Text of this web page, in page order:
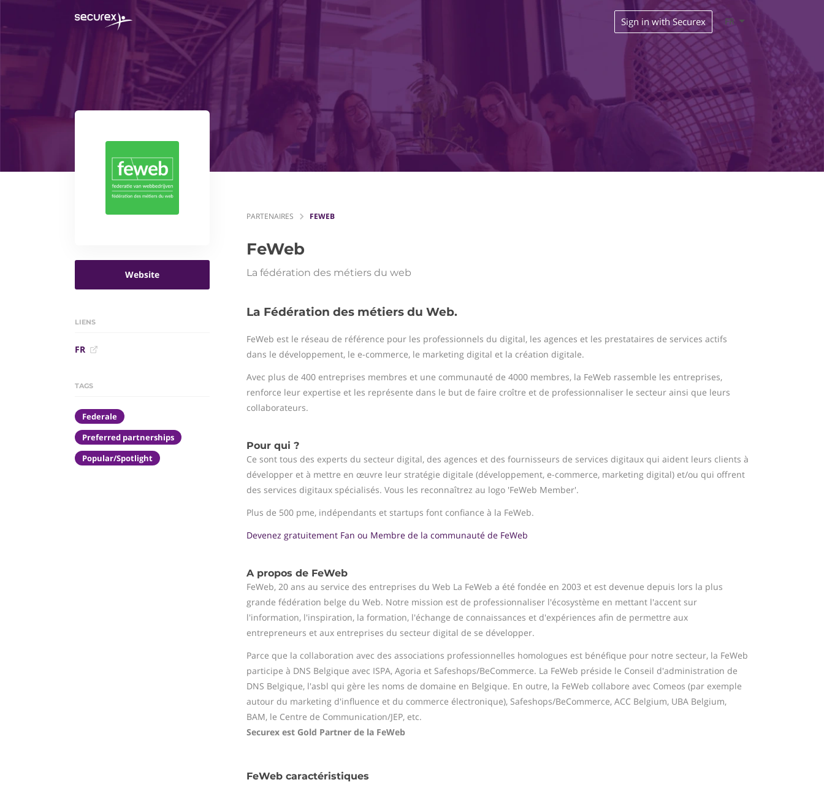
Sign in with Securex FR
Website
LIENS
FR
TAGS
Federale
Preferred partnerships
Popular/Spotlight
PARTENAIRES FEWEB
FeWeb
La fédération des métiers du web
La Fédération des métiers du Web.
FeWeb est le réseau de référence pour les professionnels du digital, les agences et les prestataires de services actifs
dans le développement, le e-commerce, le marketing digital et la création digitale.
Avec plus de 400 entreprises membres et une communauté de 4000 membres, la FeWeb rassemble les entreprises,
renforce leur expertise et les représente dans le but de faire croître et de professionnaliser le secteur ainsi que leurs
collaborateurs.
Pour qui ?
Ce sont tous des experts du secteur digital, des agences et des fournisseurs de services digitaux qui aident leurs clients à
développer et à mettre en œuvre leur stratégie digitale (développement, e-commerce, marketing digital) et/ou qui offrent
des services digitaux spécialisés. Vous les reconnaîtrez au logo 'FeWeb Member'.
Plus de 500 pme, indépendants et startups font confiance à la FeWeb.
Devenez gratuitement Fan ou Membre de la communauté de FeWeb
A propos de FeWeb
FeWeb, 20 ans au service des entreprises du Web La FeWeb a été fondée en 2003 et est devenue depuis lors la plus
grande fédération belge du Web. Notre mission est de professionnaliser l'écosystème en mettant l'accent sur
l'information, l'inspiration, la formation, l'échange de connaissances et d'expériences afin de permettre aux
entrepreneurs et aux entreprises du secteur digital de se développer.
Parce que la collaboration avec des associations professionnelles homologues est bénéfique pour notre secteur, la FeWeb
participe à DNS Belgique avec ISPA, Agoria et Safeshops/BeCommerce. La FeWeb préside le Conseil d'administration de
DNS Belgique, l'asbl qui gère les noms de domaine en Belgique. En outre, la FeWeb collabore avec Comeos (par exemple
autour du marketing d'influence et du commerce électronique), Safeshops/BeCommerce, ACC Belgium, UBA Belgium,
BAM, le Centre de Communication/JEP, etc.
Securex est Gold Partner de la FeWeb
FeWeb caractéristiques